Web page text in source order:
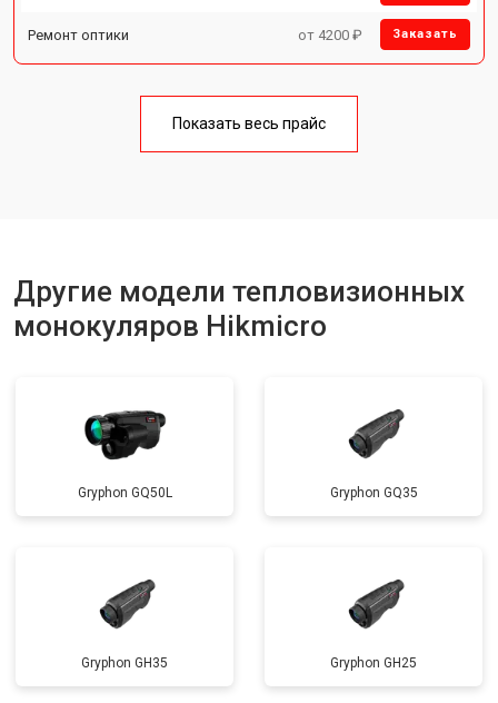
Ремонт оптики от 4200 ₽ Заказать
Показать весь прайс
Другие модели тепловизионных
монокуляров Hikmicro
Gryphon GQ50L Gryphon GQ35
Gryphon GH35 Gryphon GH25